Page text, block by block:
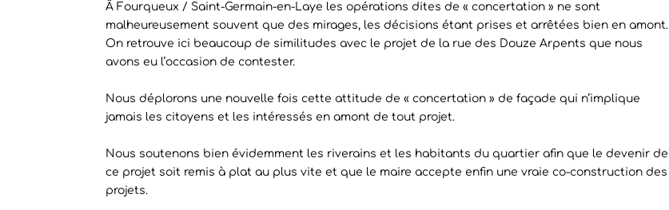
Â Fourqueux / Saint-Germain-en-Laye les opérations dites de « concertation » ne sont
malheureusement souvent que des mirages, les décisions étant prises et arrêtées bien en amont.
On retrouve ici beaucoup de similitudes avec le projet de la rue des Douze Arpents que nous
avons eu l’occasion de contester.
Nous déplorons une nouvelle fois cette attitude de « concertation » de façade qui n’implique
jamais les citoyens et les intéressés en amont de tout projet.
Nous soutenons bien évidemment les riverains et les habitants du quartier afin que le devenir de
ce projet soit remis à plat au plus vite et que le maire accepte enfin une vraie co-construction des
projets.